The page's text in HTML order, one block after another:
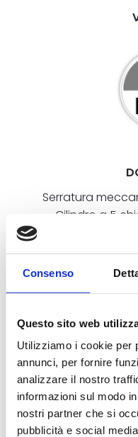
Consenso
Questo sito web
Utilizziamo i cookie per
annunci, per fornire
analizzare il nostro
informazioni sul modo
nostri partner che si
pubblicità e social
Serratura
Cilindro a 5
3
2
Serratura